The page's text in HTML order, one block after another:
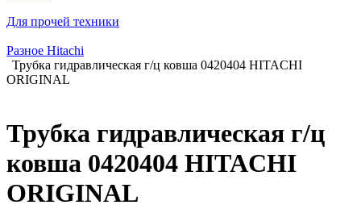
Для прочей техники
Разное Hitachi
Трубка гидравлическая г/ц ковша 0420404 HITACHI
ORIGINAL
Трубка гидравлическая г/ц
ковша 0420404 HITACHI
ORIGINAL